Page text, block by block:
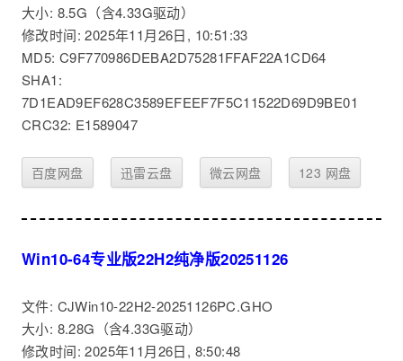
大小: 8.5G（含4.33G驱动）
修改时间: 2025年11月26日, 10:51:33
MD5: C9F770986DEBA2D75281FFAF22A1CD64
SHA1:
7D1EAD9EF628C3589EFEEF7F5C11522D69D9BE01
CRC32: E1589047
百度网盘 迅雷云盘 微云网盘 123 网盘
Win10-64专业版22H2纯净版20251126
文件: CJWin10-22H2-20251126PC.GHO
大小: 8.28G（含4.33G驱动）
修改时间: 2025年11月26日, 8:50:48